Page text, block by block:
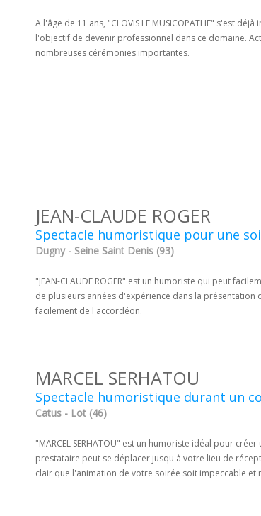
A l'âge de 11 ans, "CLOVIS LE MUSICOPATHE" s'est
l'objectif de devenir professionnel dans ce domaine.
nombreuses cérémonies importantes.
JEAN-CLAUDE ROGER
Spectacle humoristique pour une
Dugny - Seine Saint Denis (93)
"JEAN-CLAUDE ROGER" est un humoriste qui peut
de plusieurs années d'expérience dans la
facilement de l'accordéon.
MARCEL SERHATOU
Spectacle humoristique durant un
Catus - Lot (46)
"MARCEL SERHATOU" est un humoriste idéal pour
prestataire peut se déplacer jusqu'à votre lieu de
clair que l'animation de votre soirée soit impeccable et